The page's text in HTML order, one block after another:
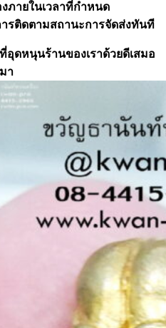
ภายในเวลาที่กำหนด
รติดตามสถานะการจัดส่งทันที
ดหนุนร้านของเราด้วยดีเสมอ
มา